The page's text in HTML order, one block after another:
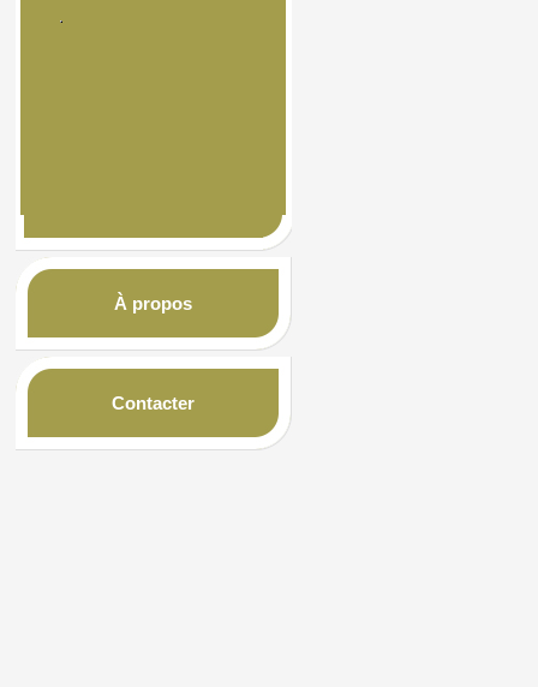
À propos
Contacter